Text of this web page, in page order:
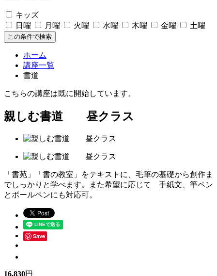
キッズ
日曜
月曜 火曜 水曜 木曜 金曜 土曜
この条件で検索
ホーム
講座一覧
書道
こちらの講座は既に開始しています。
親しむ書道 昼クラス
「書苑」「書の教室」をテキストに、毛筆の基礎から創作ま
でしっかりと学べます。また希望に応じて 手紙文、筆ペン
とボールペンにも対応可。
Save
16,830円